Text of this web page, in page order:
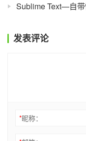
Sublime Text—自
发表评论
*昵称：